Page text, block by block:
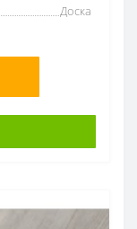
Доска